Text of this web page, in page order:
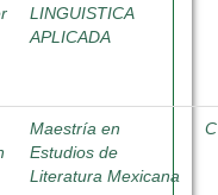
LINGUISTICA
APLICADA
Maestría en
Estudios de
Literatura Mexicana